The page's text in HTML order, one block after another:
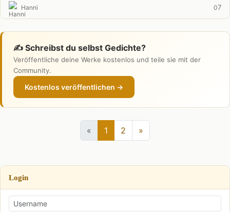
Hanni 07
✍️ Schreibst du selbst Gedichte?
Veröffentliche deine Werke kostenlos und teile sie mit der
Community.
Kostenlos veröffentlichen →
« 1 2 »
Login